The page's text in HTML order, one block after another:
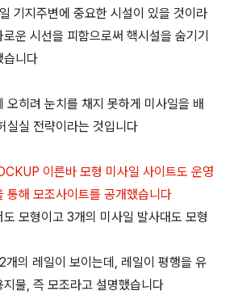
기지주변에 중요한 시설이 있을 것이라
운 시선을 피함으로써 핵시설을 숨기기
습니다
오히려 눈치를 채지 못하게 미사일을 배
실실 전략이라는 것입니다
이른바 모형 미사일 사이트도 운영
통해 모조사이트를 공개했습니다
모형이고 3개의 미사일 발사대도 모형
개의 레일이 보이는데, 레일이 평행을 유
물, 즉 모조라고 설명했습니다